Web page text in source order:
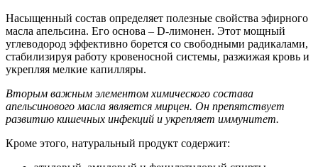
Насыщенный состав определяет полезные свойства эфирного
масла апельсина. Его основа – D-лимонен. Этот мощный
углеводород эффективно борется со свободными радикалами,
стабилизируя работу кровеносной системы, разжижая кровь и
укрепляя мелкие капилляры.
Вторым важным элементом химического состава
апельсинового масла является мирцен. Он препятствует
развитию кишечных инфекций и укрепляет иммунитет.
Кроме этого, натуральный продукт содержит: